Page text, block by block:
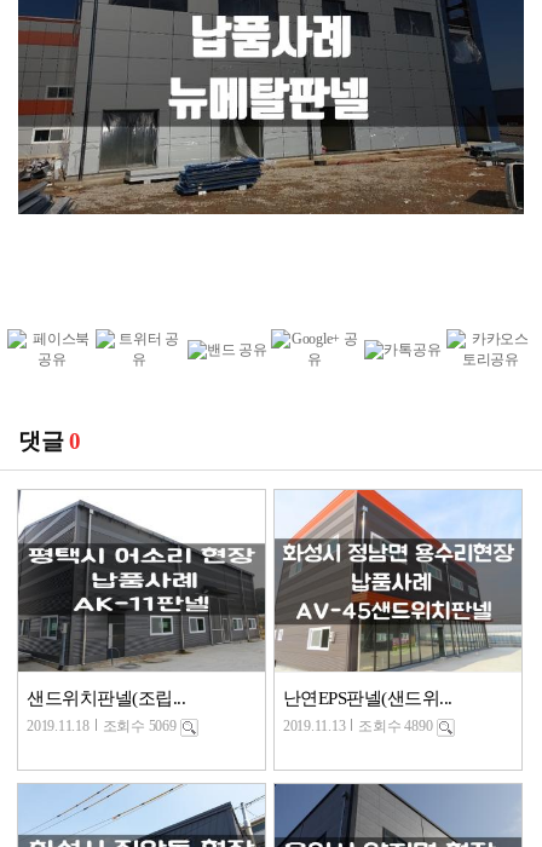
댓글0
샌드위치판넬(조립...
2019.11.18 조회수 5069
난연EPS판넬(샌드위...
2019.11.13 조회수 4890